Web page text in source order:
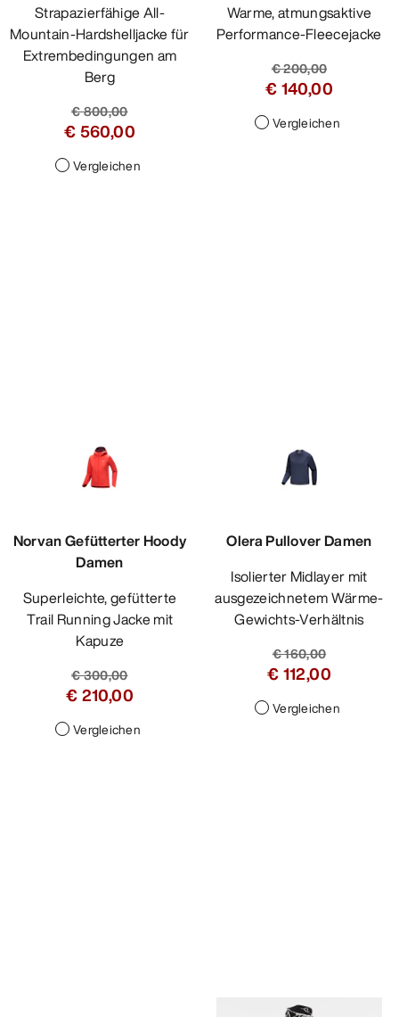
Strapazierfähige All-
Mountain-Hardshelljacke für
Extrembedingungen am
Berg
€ 800,00
€ 560,00
Vergleichen
Warme, atmungsaktive
Performance-Fleecejacke
€ 200,00
€ 140,00
Vergleichen
Norvan Gefütterter Hoody
Damen
Superleichte, gefütterte
Trail Running Jacke mit
Kapuze
€ 300,00
€ 210,00
Vergleichen
Olera Pullover Damen
Isolierter Midlayer mit
ausgezeichnetem Wärme-
Gewichts-Verhältnis
€ 160,00
€ 112,00
Vergleichen